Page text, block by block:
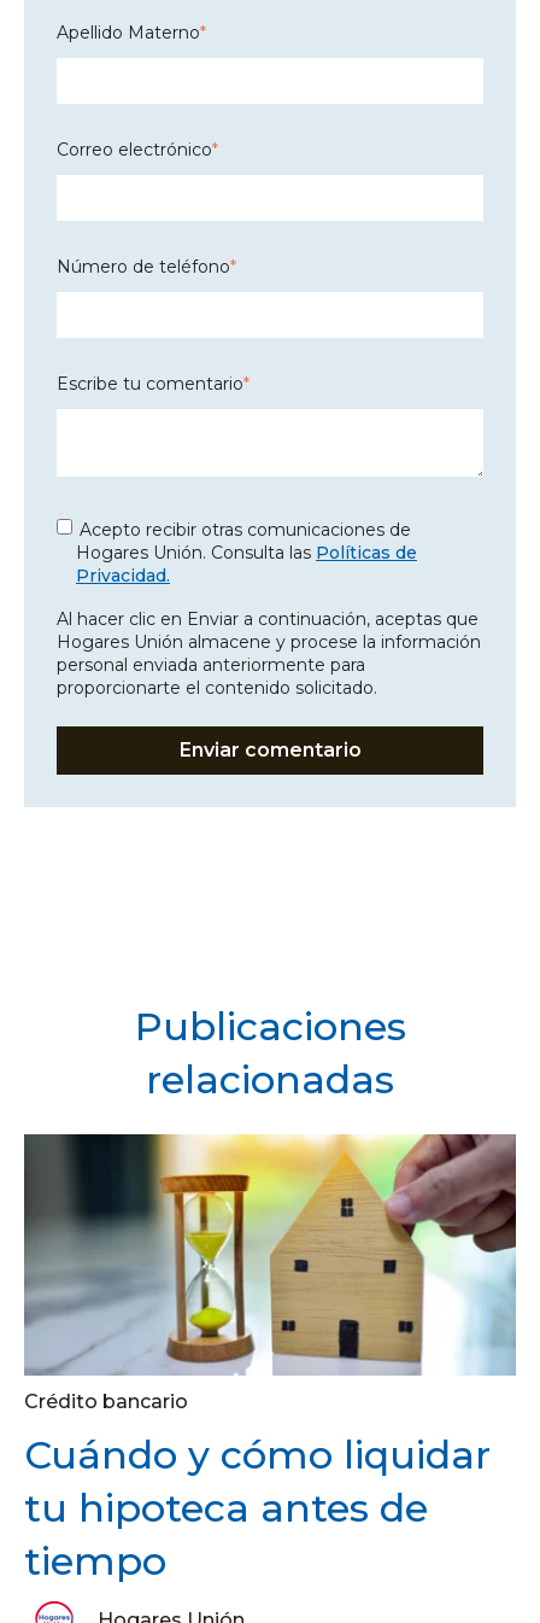
Apellido Materno*
Correo electrónico*
Número de teléfono*
Escribe tu comentario*
Acepto recibir otras comunicaciones de
Hogares Unión. Consulta las Políticas de
Privacidad.
Al hacer clic en Enviar a continuación, aceptas que
Hogares Unión almacene y procese la información
personal enviada anteriormente para
proporcionarte el contenido solicitado.
Publicaciones
relacionadas
Crédito bancario
Cuándo y cómo liquidar
tu hipoteca antes de
tiempo